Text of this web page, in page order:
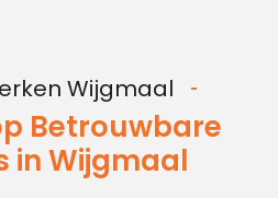
Wijgmaal
Betrouwbare
in Wijgmaal